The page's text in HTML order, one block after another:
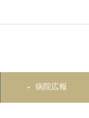
病院広報